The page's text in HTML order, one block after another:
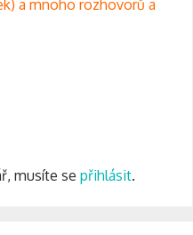
a mnoho rozhovorů a
musíte se přihlásit.